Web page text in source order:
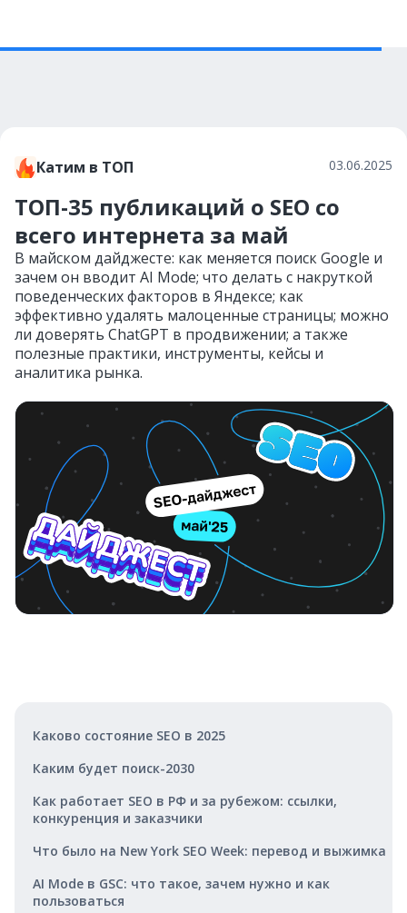
Катим в ТОП 03.06.2025
ТОП-35 публикаций о SEO со
всего интернета за май
В майском дайджесте: как меняется поиск Google и
зачем он вводит AI Mode; что делать с накруткой
поведенческих факторов в Яндексе; как
эффективно удалять малоценные страницы; можно
ли доверять ChatGPT в продвижении; а также
полезные практики, инструменты, кейсы и
аналитика рынка.
Каково состояние SEO в 2025
Каким будет поиск-2030
Как работает SEO в РФ и за рубежом: ссылки,
конкуренция и заказчики
Что было на New York SEO Week: перевод и выжимка
AI Mode в GSC: что такое, зачем нужно и как
пользоваться